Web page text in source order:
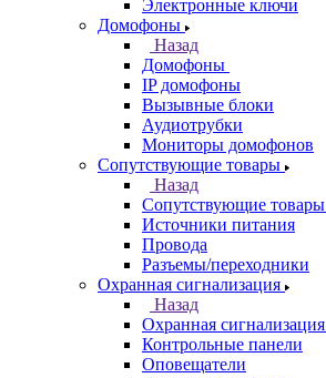
Электронные ключи
Домофоны
Назад
Домофоны
IP домофоны
Вызывные блоки
Аудиотрубки
Мониторы домофонов
Сопутствующие товары
Назад
Сопутствующие товары
Источники питания
Провода
Разъемы/переходники
Охранная сигнализация
Назад
Охранная сигнализация
Контрольные панели
Оповещатели